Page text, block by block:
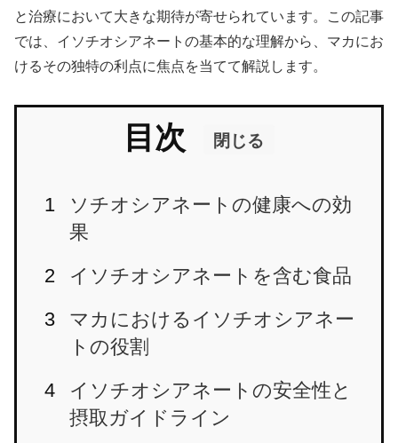
と治療において大きな期待が寄せられています。この記事
では、イソチオシアネートの基本的な理解から、マカにお
けるその独特の利点に焦点を当てて解説します。
目次 閉じる
ソチオシアネートの健康への効
果
イソチオシアネートを含む食品
マカにおけるイソチオシアネー
トの役割
イソチオシアネートの安全性と
摂取ガイドライン